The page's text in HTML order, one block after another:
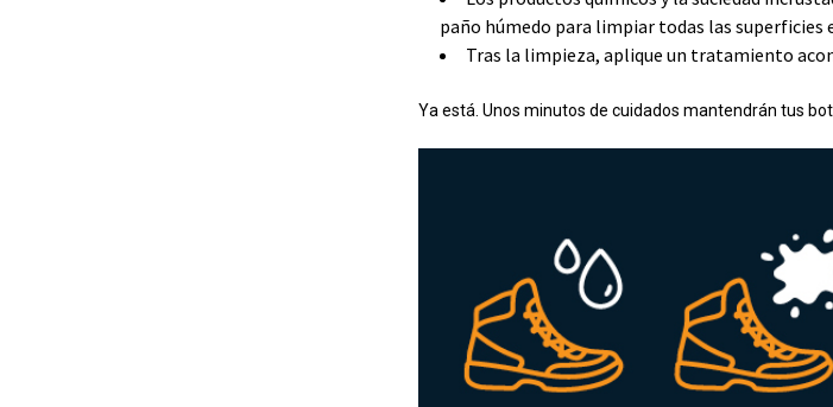
paño húmedo para limpiar todas las superficies
Tras la limpieza, aplique un tratamiento
Ya está. Unos minutos de cuidados mantendrán tus